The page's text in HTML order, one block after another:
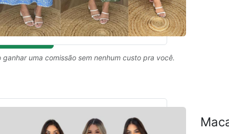
ganhar uma comissão sem nenhum custo pra você.